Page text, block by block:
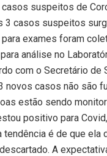
suspeitos de
3 casos suspeitos
exames foram
análise no
com o Secretário de
novos casos não são
estão sendo
positivo para
tendência é de que ela
A